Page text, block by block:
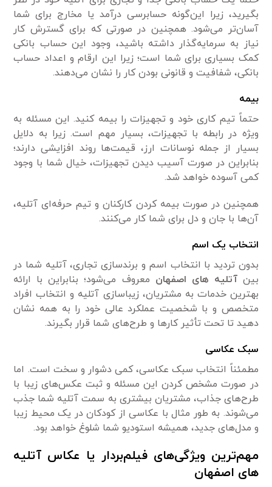
بگیرید، زیرا این‌گونه حسابرسی درآمد یا مخارج برای شما
آسان‌تر می‌شود. همچنین در صورتی که برای گسترش کار
نیاز به سرمایه‌گذار داشته باشید، وجود این حساب بانکی
کمک بسیاری برای شما است؛ زیرا این ارقام و اعداد حساب
بانکی، شفافیت و قانونی بودن کار را نشان می‌دهند.
بیمه
حتماً تیم کاری خود و تجهیزات را بیمه کنید. این مسئله به
ویژه در رابطه با تجهیزات، بسیار مهم است. زیرا به دلایل
بسیار از جمله نوسانات ارز، قیمت‌ها روند افزایشی دارند؛
بنابراین در صورت آسیب دیدن تجهیزات، خیال شما با وجود
کمی آسوده خواهد شد.
همچنین در صورت بیمه کردن کارکنان و تیم حرفه‌ای آتلیه،
آن‌ها با جان و دل برای شما کار می‌کنند.
انتخاب یک اسم
بدون تردید با انتخاب اسم و برند‌سازی تجاری، آتلیه شما در
بینآتلیه های اصفهان معروف می‌شود؛ بنابراین با ارائه
بهترین خدمات به مشتریان، زیبا‌سازی آتلیه و انتخاب افراد
متخصص و با شخصیت عملکرد عالی خود را به همه نشان
دهید تا تحت تأثیر کار‌ها و طرح‌های شما قرار بگیرند.
سبک عکاسی
مطمئناً انتخاب سبک عکاسی، کمی دشوار و سخت است. اما
در صورت مشخص کردن این مسئله و ثبت عکس‌های زیبا با
طرح‌های جذاب، مشتریان بیشتری به سمت آتلیه شما جذب
می‌شوند. به طور مثال با عکاسی از کودکان در یک محیط زیبا
و مدل‌های جدید، همیشه استودیو شما شلوغ خواهد بود.
مهم‌ترین ویژگی‌های فیلم‌بردار یا عکاس آتلیه
های اصفهان